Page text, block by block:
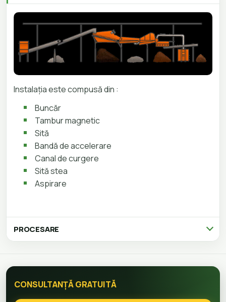
Instalația este compusă din :
Buncăr
Tambur magnetic
Sită
Bandă de accelerare
Canal de curgere
Sită stea
Aspirare
PROCESARE
CONSULTANȚĂ GRATUITĂ